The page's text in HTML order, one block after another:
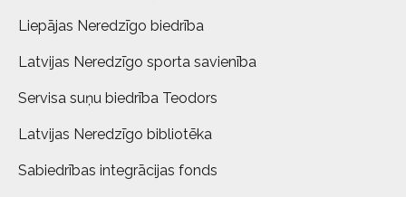
Liepājas Neredzīgo biedrība
Latvijas Neredzīgo sporta savienība
Servisa suņu biedrība Teodors
Latvijas Neredzīgo bibliotēka
Sabiedrības integrācijas fonds